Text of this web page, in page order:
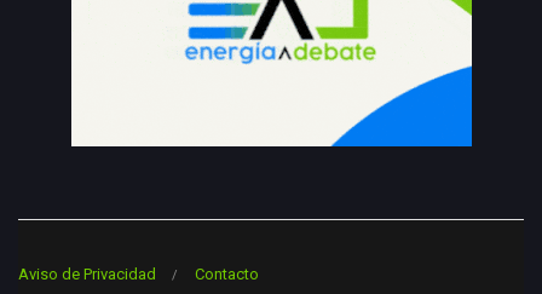
Aviso de Privacidad Contacto